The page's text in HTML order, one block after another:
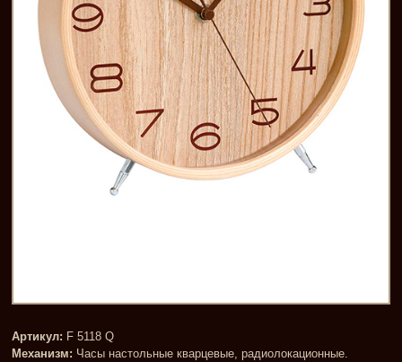
Артикул: F 5118 Q
Механизм: Часы настольные кварцевые, радиолокационные.